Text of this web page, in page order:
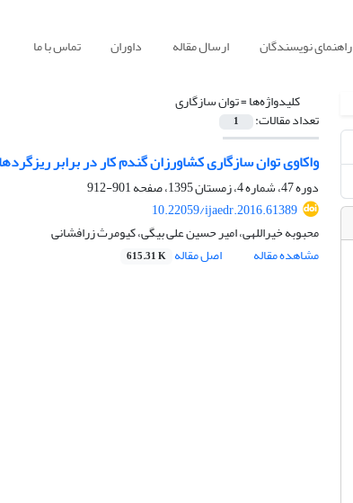
راهنمای نویسندگان ارسال مقاله داوران تماس با ما
کلیدواژه‌ها =توان سازگاری
تعداد مقالات: 1
واکاوی توان سازگاری کشاورزان گندم کار در برابر
دوره 47، شماره 4، زمستان 1395، صفحه
901-912
10.22059/ijaedr.2016.61389
محبوبه خیراللهی، امیر حسین علی بیگی، کیومرث زرافشانی
مشاهده مقاله
اصل مقاله 615.31 K